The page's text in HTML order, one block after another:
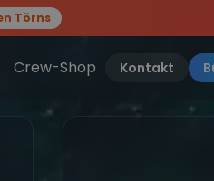
Törns
sei dabei.
Crew-Shop Kontakt